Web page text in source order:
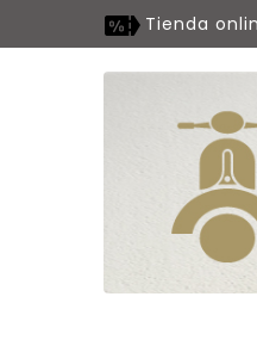
Tienda